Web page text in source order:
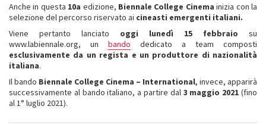
Anche in questa 10a edizione, Biennale College Cinema inizia con la
selezione del percorso riservato ai cineasti emergenti italiani.
Viene pertanto lanciato oggi lunedì 15 febbraio su
www.labiennale.org, un bando dedicato a team composti
esclusivamente da un regista e un produttore di nazionalità
italiana.
Il bando Biennale College Cinema – International, invece, apparirà
successivamente al bando italiano, a partire dal 3 maggio 2021 (fino
al 1° luglio 2021).